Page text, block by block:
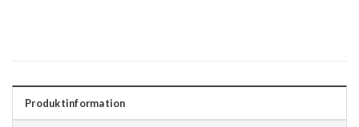
Produktinformation